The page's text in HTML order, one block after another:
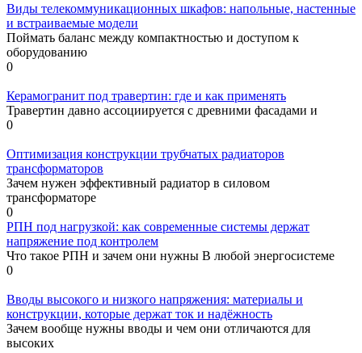
Виды телекоммуникационных шкафов: напольные, настенные
и встраиваемые модели
Поймать баланс между компактностью и доступом к
оборудованию
0
Керамогранит под травертин: где и как применять
Травертин давно ассоциируется с древними фасадами и
0
Оптимизация конструкции трубчатых радиаторов
трансформаторов
Зачем нужен эффективный радиатор в силовом
трансформаторе
0
РПН под нагрузкой: как современные системы держат
напряжение под контролем
Что такое РПН и зачем они нужны В любой энергосистеме
0
Вводы высокого и низкого напряжения: материалы и
конструкции, которые держат ток и надёжность
Зачем вообще нужны вводы и чем они отличаются для
высоких